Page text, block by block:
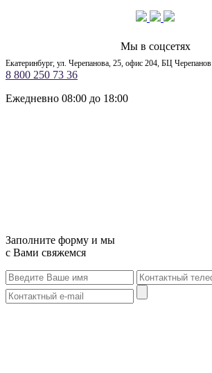
Мы в соцсетях
Екатеринбург, ул. Черепанова, 25, офис 204, БЦ Черепанов
8 800 250 73 36
Ежедневно 08:00 до 18:00
Заполните форму и мы
с Вами свяжемся